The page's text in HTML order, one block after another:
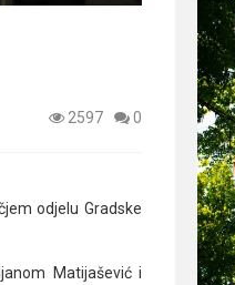
2597 0
odjelu Gradske
Matijašević i